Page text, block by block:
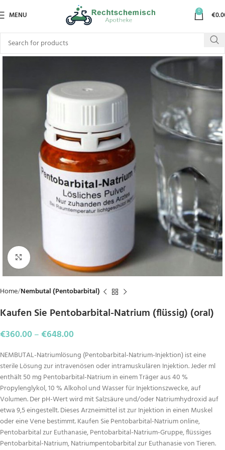
MENU 0 €
Click to enlarge
Home Nembutal (Pentobarbital)
Kaufen Sie Pentobarbital-Natrium (flüssig) (oral)
€360.00 –€648.00
NEMBUTAL-Natriumlösung (Pentobarbital-Natrium-Injektion) ist eine
sterile Lösung zur intravenösen oder intramuskulären Injektion. Jeder ml
enthält 50 mg Pentobarbital-Natrium in einem Träger aus 40 %
Propylenglykol, 10 % Alkohol und Wasser für Injektionszwecke, auf
Volumen. Der pH-Wert wird mit Salzsäure und/oder Natriumhydroxid auf
etwa 9,5 eingestellt. Dieses Arzneimittel ist zur Injektion in einen Muskel
oder eine Vene bestimmt. Kaufen Sie Pentobarbital-Natrium online,
Pentobarbital zur Euthanasie, Pentobarbital-Natrium-Gruppe, flüssiges
Pentobarbital-Natrium, Natriumpentobarbital zur Euthanasie von Tieren.